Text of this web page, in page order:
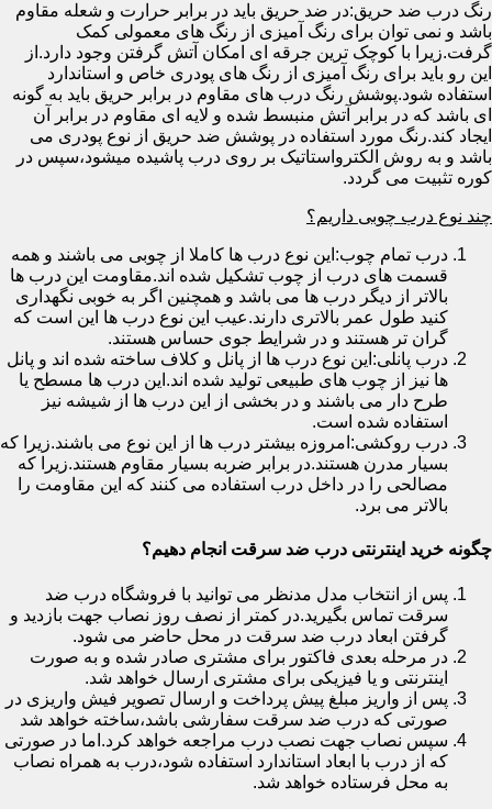
رنگ درب ضد حریق:در ضد حریق باید در برابر حرارت و شعله مقاوم
باشد و نمی توان برای رنگ آمیزی از رنگ های معمولی کمک
گرفت.زیرا با کوچک ترین جرقه ای امکان آتش گرفتن وجود دارد.از
این رو باید برای رنگ آمیزی از رنگ های پودری خاص و استاندارد
استفاده شود.پوشش رنگ درب های مقاوم در برابر حریق باید به گونه
ای باشد که در برابر آتش منبسط شده و لایه ای مقاوم در برابر آن
ایجاد کند.رنگ مورد استفاده در پوشش ضد حریق از نوع پودری می
باشد و به روش الکترواستاتیک بر روی درب پاشیده میشود،سپس در
کوره تثبیت می گردد.
چند نوع درب چوبی داریم؟
درب تمام چوب:این نوع درب ها کاملا از چوبی می باشند و همه
قسمت های درب از چوب تشکیل شده اند.مقاومت این درب ها
بالاتر از دیگر درب ها می باشد و همچنین اگر به خوبی نگهداری
کنید طول عمر بالاتری دارند.عیب این نوع درب ها این است که
گران تر هستند و در شرایط جوی حساس هستند.
درب پانلی:این نوع درب ها از پانل و کلاف ساخته شده اند و پانل
ها نیز از چوب های طبیعی تولید شده اند.این درب ها مسطح یا
طرح دار می باشند و در بخشی از این درب ها از شیشه نیز
استفاده شده است.
درب روکشی:امروزه بیشتر درب ها از این نوع می باشند.زیرا که
بسیار مدرن هستند.در برابر ضربه بسیار مقاوم هستند.زیرا که
مصالحی را در داخل درب استفاده می کنند که این مقاومت را
بالاتر می برد.
چگونه خرید اینترنتی درب ضد سرقت انجام دهیم؟
پس از انتخاب مدل مدنظر می توانید با فروشگاه درب ضد
سرقت تماس بگیرید.در کمتر از نصف روز نصاب جهت بازدید و
گرفتن ابعاد درب ضد سرقت در محل حاضر می شود.
در مرحله بعدی فاکتور برای مشتری صادر شده و به صورت
اینترنتی و یا فیزیکی برای مشتری ارسال خواهد شد.
پس از واریز مبلغ پیش پرداخت و ارسال تصویر فیش واریزی در
صورتی که درب ضد سرقت سفارشی باشد،ساخته خواهد شد
سپس نصاب جهت نصب درب مراجعه خواهد کرد.اما در صورتی
که از درب با ابعاد استاندارد استفاده شود،درب به همراه نصاب
به محل فرستاده خواهد شد.